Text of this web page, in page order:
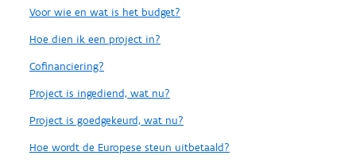
Voor wie en wat is het budget?
Hoe dien ik een project in?
Cofinanciering?
Project is ingediend, wat nu?
Project is goedgekeurd, wat nu?
Hoe wordt de Europese steun uitbetaald?